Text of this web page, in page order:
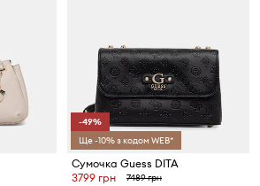
-49%
Ще -10% з кодом WEB*
Сумочка Guess DITA
3799 грн
7489 грн